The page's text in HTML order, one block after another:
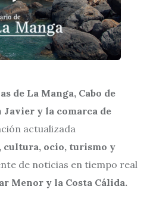
de La Manga, Cabo de
Javier y la comarca de
actualizada
cultura, ocio, turismo y
de noticias en tiempo real
Menor y la Costa Cálida.